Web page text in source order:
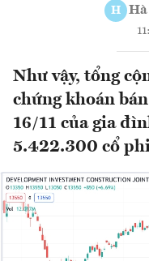
H
Như vậy, tổng
chứng khoán
16/11 của gia
5.422.300 cổ